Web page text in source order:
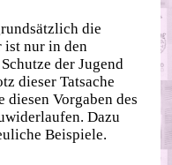
die
ist nur in den
der Jugend
dieser Tatsache
Vorgaben des
Dazu
Beispiele.